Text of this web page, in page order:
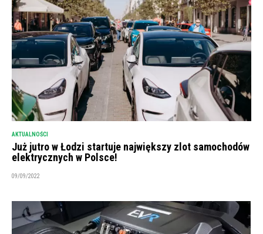
AKTUALNOŚCI
Już jutro w Łodzi startuje największy zlot samochodów
elektrycznych w Polsce!
09/09/2022